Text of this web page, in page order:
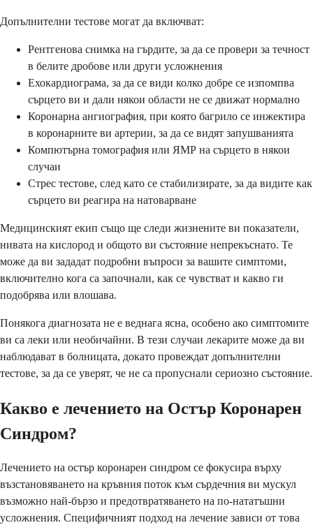
Допълнителни тестове могат да включват:
Рентгенова снимка на гърдите, за да се провери за течност
в белите дробове или други усложнения
Ехокардиограма, за да се види колко добре се изпомпва
сърцето ви и дали някои области не се движат нормално
Коронарна ангиография, при която багрило се инжектира
в коронарните ви артерии, за да се видят запушванията
Компютърна томография или ЯМР на сърцето в някои
случаи
Стрес тестове, след като се стабилизирате, за да видите как
сърцето ви реагира на натоварване
Медицинският екип също ще следи жизнените ви показатели,
нивата на кислород и общото ви състояние непрекъснато. Те
може да ви зададат подробни въпроси за вашите симптоми,
включително кога са започнали, как се чувстват и какво ги
подобрява или влошава.
Понякога диагнозата не е веднага ясна, особено ако симптомите
ви са леки или необичайни. В тези случаи лекарите може да ви
наблюдават в болницата, докато провеждат допълнителни
тестове, за да се уверят, че не са пропуснали сериозно състояние.
Какво е лечението на Остър Коронарен
Синдром?
Лечението на остър коронарен синдром се фокусира върху
възстановяването на кръвния поток към сърдечния ви мускул
възможно най-бързо и предотвратяването на по-нататъшни
усложнения. Специфичният подход на лечение зависи от това